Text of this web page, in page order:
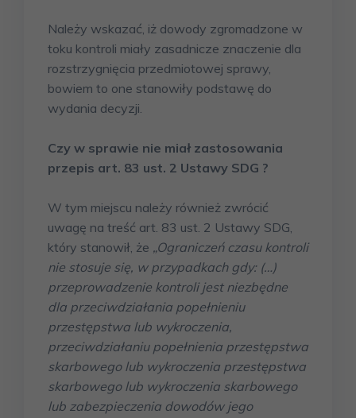
Należy wskazać, iż dowody zgromadzone w
toku kontroli miały zasadnicze znaczenie dla
rozstrzygnięcia przedmiotowej sprawy,
bowiem to one stanowiły podstawę do
wydania decyzji.
Czy w sprawie nie miał zastosowania
przepis art. 83 ust. 2 Ustawy SDG ?
W tym miejscu należy również zwrócić
uwagę na treść art. 83 ust. 2 Ustawy SDG,
który stanowił, że „Ograniczeń czasu kontroli
nie stosuje się, w przypadkach gdy: (…)
przeprowadzenie kontroli jest niezbędne
dla przeciwdziałania popełnieniu
przestępstwa lub wykroczenia,
przeciwdziałaniu popełnienia przestępstwa
skarbowego lub wykroczenia przestępstwa
skarbowego lub wykroczenia skarbowego
lub zabezpieczenia dowodów jego